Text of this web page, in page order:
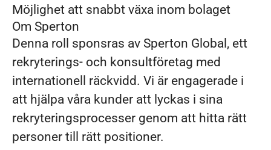
Möjlighet att snabbt växa inom bolaget
Om Sperton
Denna roll sponsras av Sperton Global, ett
rekryterings- och konsultföretag med
internationell räckvidd. Vi är engagerade i
att hjälpa våra kunder att lyckas i sina
rekryteringsprocesser genom att hitta rätt
personer till rätt positioner.